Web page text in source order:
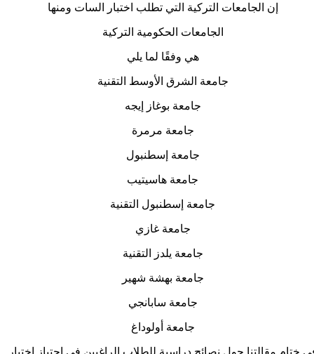
إن الجامعات التركية التي تطلب اختبار السات ومنها
الجامعات الحكومية التركية
هي وفقًا لما يلي
جامعة الشرق الأوسط التقنية
جامعة بوغاز إيجه
جامعة مرمرة
جامعة إسطنبول
جامعة هاسيتيب
جامعة إسطنبول التقنية
جامعة غازي
جامعة يلدز التقنية
جامعة بهشة شهير
جامعة سابانجي
جامعة أولوداغ
ختام مقالتنا حول نصائح دراسية للطلاب الراغبين في اجتياز اختبار